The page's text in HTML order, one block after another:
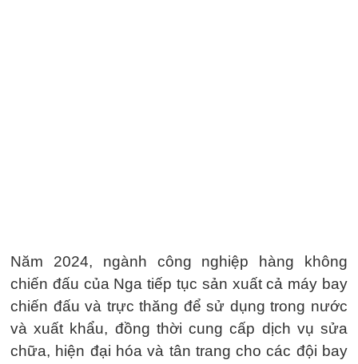
Năm 2024, ngành công nghiệp hàng không
chiến đấu của Nga tiếp tục sản xuất cả máy bay
chiến đấu và trực thăng để sử dụng trong nước
và xuất khẩu, đồng thời cung cấp dịch vụ sửa
chữa, hiện đại hóa và tân trang cho các đội bay